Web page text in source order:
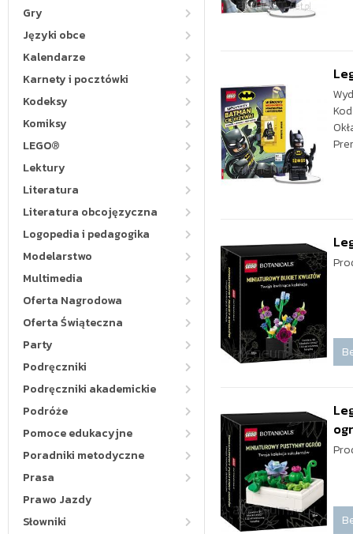
Gry
Języki obce
Kalendarze
Karnety i pocztówki
Kodeksy
Komiksy
LEGO®
Lektury
Literatura
Literatura obcojęzyczna
Logopedia i pedagogika
Modelarstwo
Multimedia
Oferta Nagrodowa
Oferta Świąteczna
Party
Podręczniki
Podręczniki akademickie
Podróże
Pomoce edukacyjne
Poradniki metodyczne
Prasa
Prawo Jazdy
Słowniki